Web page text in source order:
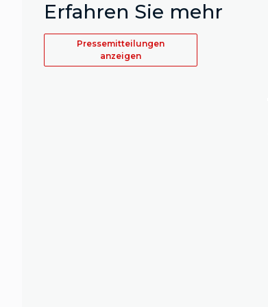
Erfahren Sie mehr
Pressemitteilungen
anzeigen